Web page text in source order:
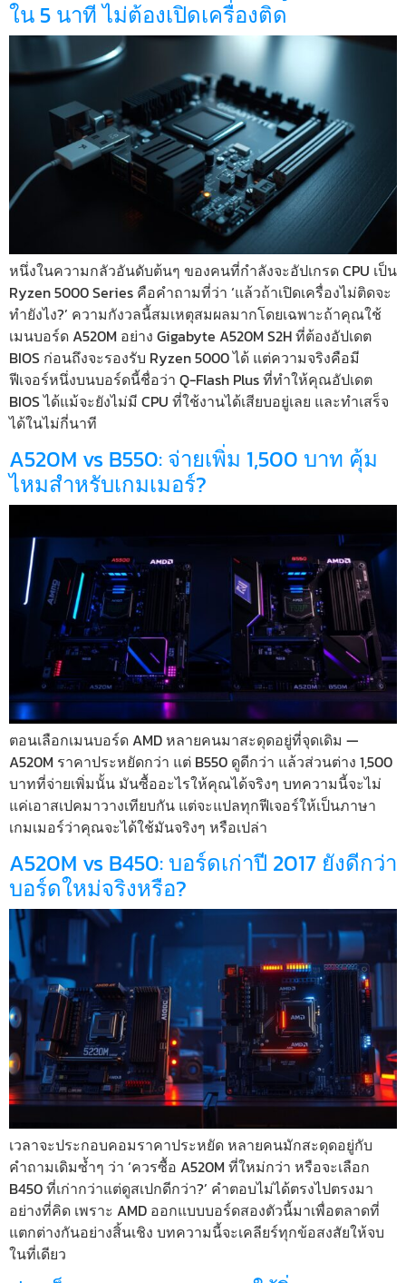
ใน 5 นาที ไม่ต้องเปิดเครื่องติด
หนึ่งในความกลัวอันดับต้นๆ ของคนที่กำลังจะอัปเกรด CPU เป็น
Ryzen 5000 Series คือคำถามที่ว่า ‘แล้วถ้าเปิดเครื่องไม่ติดจะ
ทำยังไง?’ ความกังวลนี้สมเหตุสมผลมากโดยเฉพาะถ้าคุณใช้
เมนบอร์ด A520M อย่าง Gigabyte A520M S2H ที่ต้องอัปเดต
BIOS ก่อนถึงจะรองรับ Ryzen 5000 ได้ แต่ความจริงคือมี
ฟีเจอร์หนึ่งบนบอร์ดนี้ชื่อว่า Q-Flash Plus ที่ทำให้คุณอัปเดต
BIOS ได้แม้จะยังไม่มี CPU ที่ใช้งานได้เสียบอยู่เลย และทำเสร็จ
ได้ในไม่กี่นาที
A520M vs B550: จ่ายเพิ่ม 1,500 บาท คุ้ม
ไหมสำหรับเกมเมอร์?
ตอนเลือกเมนบอร์ด AMD หลายคนมาสะดุดอยู่ที่จุดเดิม —
A520M ราคาประหยัดกว่า แต่ B550 ดูดีกว่า แล้วส่วนต่าง 1,500
บาทที่จ่ายเพิ่มนั้น มันซื้ออะไรให้คุณได้จริงๆ บทความนี้จะไม่
แค่เอาสเปคมาวางเทียบกัน แต่จะแปลทุกฟีเจอร์ให้เป็นภาษา
เกมเมอร์ว่าคุณจะได้ใช้มันจริงๆ หรือเปล่า
A520M vs B450: บอร์ดเก่าปี 2017 ยังดีกว่า
บอร์ดใหม่จริงหรือ?
เวลาจะประกอบคอมราคาประหยัด หลายคนมักสะดุดอยู่กับ
คำถามเดิมซ้ำๆ ว่า ‘ควรซื้อ A520M ที่ใหม่กว่า หรือจะเลือก
B450 ที่เก่ากว่าแต่ดูสเปกดีกว่า?’ คำตอบไม่ได้ตรงไปตรงมา
อย่างที่คิด เพราะ AMD ออกแบบบอร์ดสองตัวนี้มาเพื่อตลาดที่
แตกต่างกันอย่างสิ้นเชิง บทความนี้จะเคลียร์ทุกข้อสงสัยให้จบ
ในที่เดียว